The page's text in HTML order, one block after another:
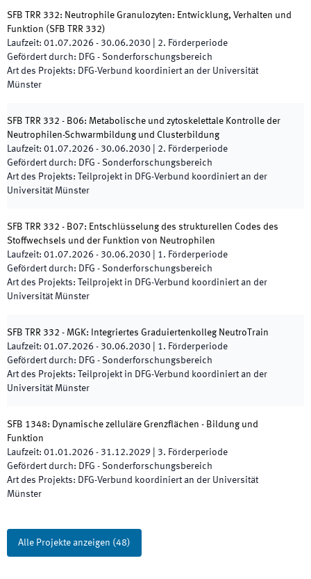
SFB TRR 332: Neutrophile Granulozyten: Entwicklung, Verhalten und
Funktion (SFB TRR 332)
Laufzeit: 01.07.2026 - 30.06.2030 2. Förderperiode
Gefördert durch: DFG - Sonderforschungsbereich
Art des Projekts: DFG-Verbund koordiniert an der Universität
Münster
SFB TRR 332 - B06: Metabolische und zytoskelettale Kontrolle der
Neutrophilen-Schwarmbildung und Clusterbildung
Laufzeit: 01.07.2026 - 30.06.2030 2. Förderperiode
Gefördert durch: DFG - Sonderforschungsbereich
Art des Projekts:
Teilprojekt in DFG-Verbund koordiniert an der
Universität Münster
SFB TRR 332 - B07: Entschlüsselung des strukturellen Codes des
Stoffwechsels und der Funktion von Neutrophilen
Laufzeit: 01.07.2026 - 30.06.2030 1. Förderperiode
Gefördert durch: DFG - Sonderforschungsbereich
Art des Projekts:
Teilprojekt in DFG-Verbund koordiniert an der
Universität Münster
SFB TRR 332 - MGK: Integriertes Graduiertenkolleg NeutroTrain
Laufzeit: 01.07.2026 - 30.06.2030 1. Förderperiode
Gefördert durch: DFG - Sonderforschungsbereich
Art des Projekts:
Teilprojekt in DFG-Verbund koordiniert an der
Universität Münster
SFB 1348: Dynamische zelluläre Grenzflächen - Bildung und
Funktion
Laufzeit: 01.01.2026 - 31.12.2029 3. Förderperiode
Gefördert durch: DFG - Sonderforschungsbereich
Art des Projekts: DFG-Verbund koordiniert an der Universität
Münster
Alle Projekte anzeigen (48)